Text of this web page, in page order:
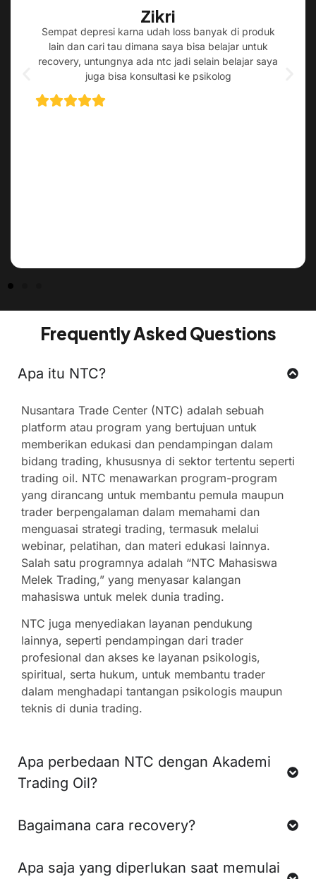
Zikri
Sempat depresi karna udah loss banyak di produk
lain dan cari tau dimana saya bisa belajar untuk
recovery, untungnya ada ntc jadi selain belajar saya
juga bisa konsultasi ke psikolog
Frequently Asked Questions
Apa itu NTC?
Nusantara Trade Center (NTC) adalah sebuah
platform atau program yang bertujuan untuk
memberikan edukasi dan pendampingan dalam
bidang trading, khususnya di sektor tertentu seperti
trading oil. NTC menawarkan program-program
yang dirancang untuk membantu pemula maupun
trader berpengalaman dalam memahami dan
menguasai strategi trading, termasuk melalui
webinar, pelatihan, dan materi edukasi lainnya.
Salah satu programnya adalah “NTC Mahasiswa
Melek Trading,” yang menyasar kalangan
mahasiswa untuk melek dunia trading.
NTC juga menyediakan layanan pendukung
lainnya, seperti pendampingan dari trader
profesional dan akses ke layanan psikologis,
spiritual, serta hukum, untuk membantu trader
dalam menghadapi tantangan psikologis maupun
teknis di dunia trading.
Apa perbedaan NTC dengan Akademi
Trading Oil?
Bagaimana cara recovery?
Apa saja yang diperlukan saat memulai